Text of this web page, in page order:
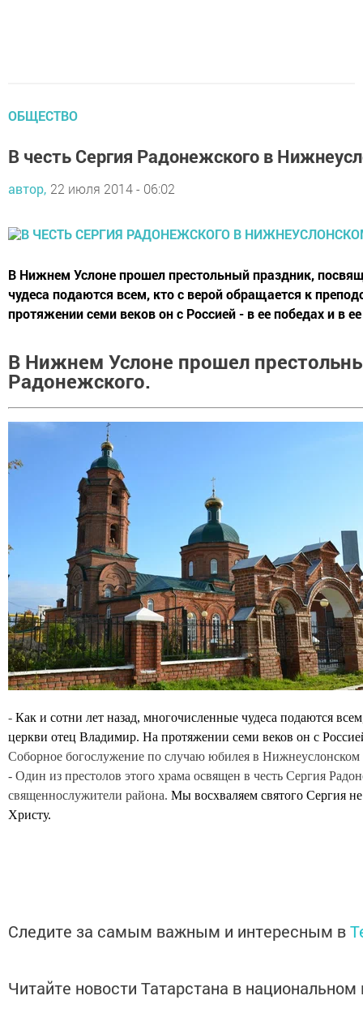
ОБЩЕСТВО
В честь Сергия Радонежского в
автор, 22 июля 2014 - 06:02
В Нижнем Услоне прошел престольный праздник,
чудеса подаются всем, кто с верой обращается к
протяжении семи веков он с Россией - в ее победах и в
В Нижнем Услоне прошел
Радонежского.
- Как и сотни лет назад, многочисленные чудеса подаются
церкви отец Владимир. На протяжении семи веков он с
Соборное богослужение по случаю юбилея в
- Один из престолов этого храма освящен в честь Сергия
священнослужители района. Мы восхваляем святого Сергия
Христу.
Следите за самым важным и интересным в
Читайте новости Татарстана в